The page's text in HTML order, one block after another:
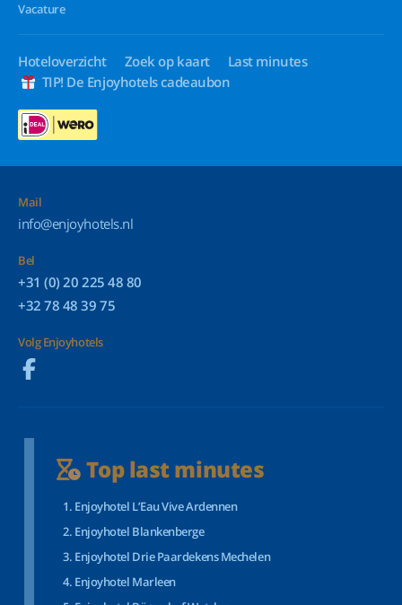
Vacature
Hoteloverzicht Zoek op kaart
Last minutes
TIP! De Enjoyhotels cadeaubon
Mail
info@enjoyhotels.nl
Bel
+31 (0) 20 225 48 80
+32 78 48 39 75
Volg Enjoyhotels
Top last minutes
Enjoyhotel L’Eau Vive Ardennen
Enjoyhotel Blankenberge
Enjoyhotel Drie Paardekens Mechelen
Enjoyhotel Marleen